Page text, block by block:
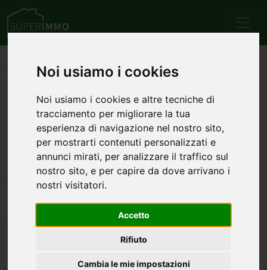
Noi usiamo i cookies
Noi usiamo i cookies e altre tecniche di
tracciamento per migliorare la tua
esperienza di navigazione nel nostro sito,
per mostrarti contenuti personalizzati e
annunci mirati, per analizzare il traffico sul
nostro sito, e per capire da dove arrivano i
nostri visitatori.
Accetto
Rifiuto
Cambia le mie impostazioni
Corte Brugnatella
Vendita Appartamenti
Annunci di appartamenti in
vendita a Corte
Brugnatella
ALTRE CATEGORIE
Case/Ville in vendita a Corte Brugnatella